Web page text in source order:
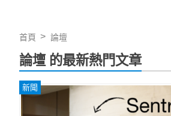
首頁 論壇
論壇 的最新熱門文章
新聞